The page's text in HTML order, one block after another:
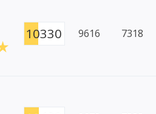
10330 9616 7318